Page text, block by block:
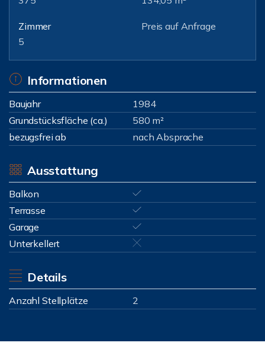
Zimmer
5
Preis auf Anfrage
Informationen
Baujahr
1984
Grundstücksfläche (ca.)
580 m²
bezugsfrei ab
nach Absprache
Ausstattung
Balkon
Terrasse
Garage
Unterkellert
Details
Anzahl Stellplätze 2